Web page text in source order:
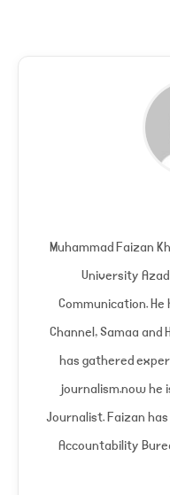
Muhammad Faizan
University
Communication.
Channel, Samaa and
has gathered
journalism.now he
Journalist. Faizan
Accountability